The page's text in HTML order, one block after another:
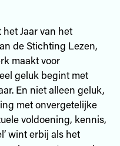
Jaar van het
de Stichting Lezen,
maakt voor
geluk begint met
En niet alleen geluk,
met onvergetelijke
voldoening, kennis,
wint erbij als het